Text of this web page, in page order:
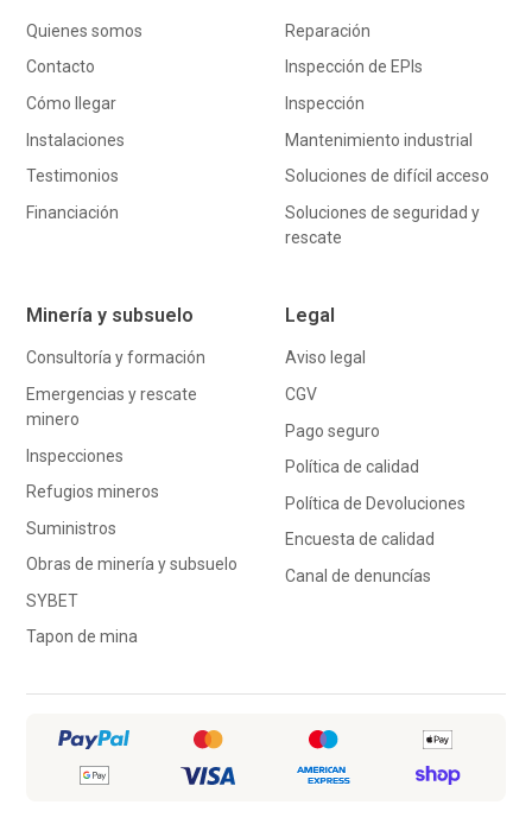
Quienes somos
Contacto
Cómo llegar
Instalaciones
Testimonios
Financiación
Reparación
Inspección de EPIs
Inspección
Mantenimiento industrial
Soluciones de difícil acceso
Soluciones de seguridad y
rescate
Minería y subsuelo
Consultoría y formación
Emergencias y rescate
minero
Inspecciones
Refugios mineros
Suministros
Obras de minería y subsuelo
SYBET
Tapon de mina
Legal
Aviso legal
CGV
Pago seguro
Política de calidad
Política de Devoluciones
Encuesta de calidad
Canal de denuncías